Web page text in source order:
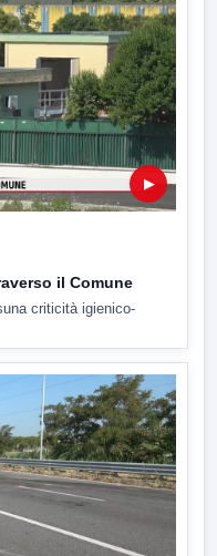
▶
il Comune
criticità igienico-